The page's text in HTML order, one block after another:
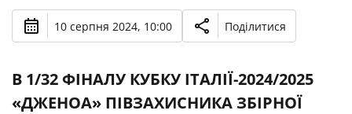
10 серпня 2024, 10:00 Поділитися
В 1/32 ФІНАЛУ КУБКУ ІТАЛІЇ-2024/2025
«ДЖЕНОА» ПІВЗАХИСНИКА ЗБІРНОЇ